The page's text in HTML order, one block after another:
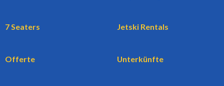
7 Seaters Jetski Rentals
Offerte Unterkünfte